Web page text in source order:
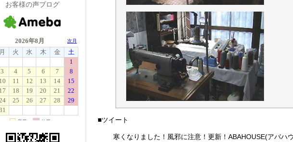
■ツイート
寒くなりました！風邪に注意！更新！ABAHOUSE(アバハ
お客様の声ブログ